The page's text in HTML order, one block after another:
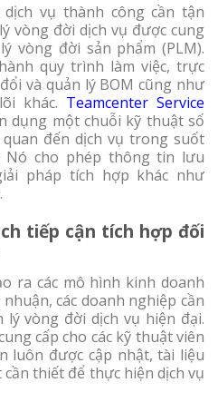
vụ thành công cần tận
vòng đời dịch vụ được cung
vòng đời sản phẩm (PLM).
quy trình làm việc, trực
và quản lý BOM cũng như
khác. Teamcenter Service
dụng một chuỗi kỹ thuật số
đến dịch vụ trong suốt
Nó cho phép thông tin lưu
pháp tích hợp khác như
tiếp cận tích hợp đối
ra các mô hình kinh doanh
nhuận, các doanh nghiệp cần
vòng đời dịch vụ hiện đại.
cấp cho các kỹ thuật viên
luôn được cập nhật, tài liệu
thiết để thực hiện dịch vụ